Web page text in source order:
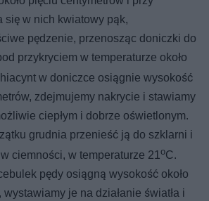
się w nich kwiatowy pąk,
pędzenie, przenosząc doniczki do
przykryciem w temperaturze około
w doniczce osiągnie wysokość
zdejmujemy nakrycie i stawiamy
ciepłym i dobrze oświetlonym.
grudnia przenieść ją do szklarni i
ciemności, w temperaturze 21oC.
pędy osiągną wysokość około
je na działanie światła i